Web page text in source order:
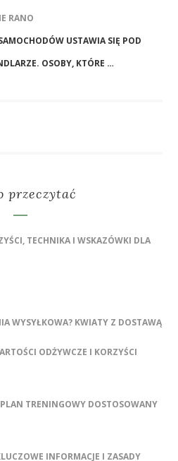
RANO
USTAWIA SIĘ POD
OSOBY, KTÓRE …
przeczytać
TECHNIKA I WSKAZÓWKI DLA
WYSYŁKOWA? KWIATY Z DOSTAWĄ
ODŻYWCZE I KORZYŚCI
TRENINGOWY DOSTOSOWANY
INFORMACJE I ZASADY